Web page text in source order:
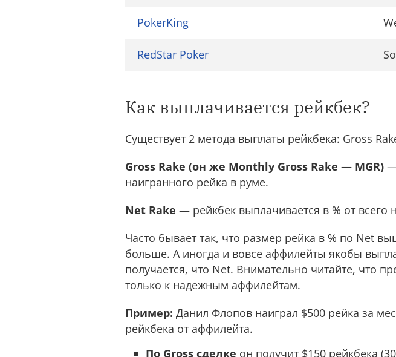
PokerKing
RedStar Poker
Как выплачивается рейкбек?
Существует 2 метода выплаты рейкбека: Gross
Gross Rake (он же Monthly Gross Rake — MGR) —
наигранного рейка в руме.
Net Rake — рейкбек выплачивается в % от всего
Часто бывает так, что размер рейка в % по Net
больше. А иногда и вовсе аффилейты якобы
получается, что Net. Внимательно читайте, что
только к надежным аффилейтам.
Пример: Данил Флопов наиграл $500 рейка за
рейкбека от аффилейта.
По Gross сделке он получит $150 рейкбека